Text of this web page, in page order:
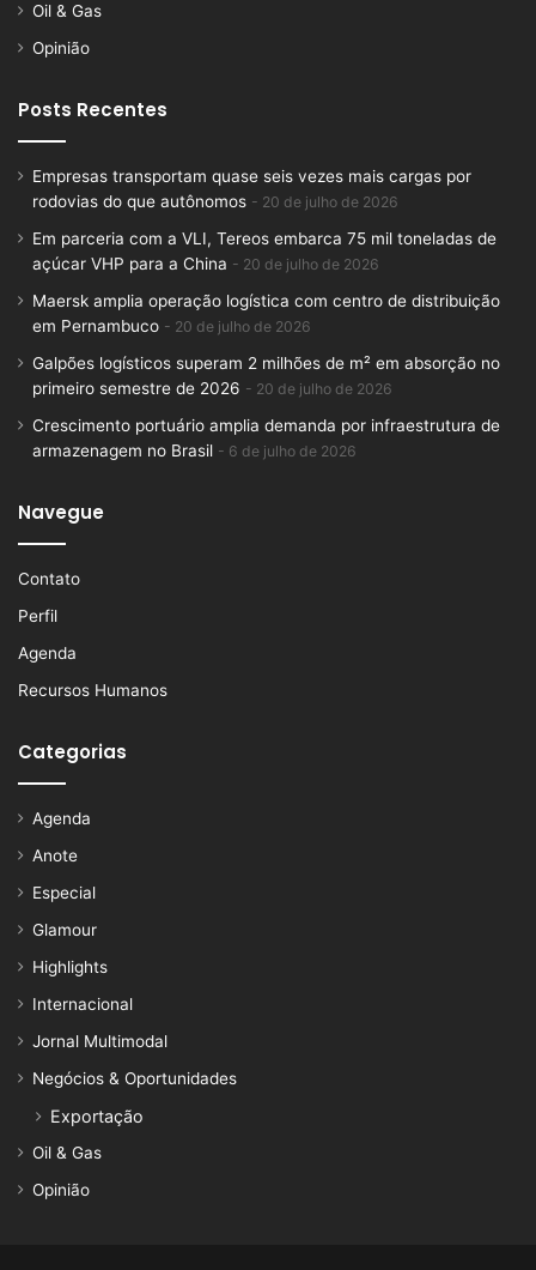
Oil & Gas
Opinião
Posts Recentes
Empresas transportam quase seis vezes mais cargas por
rodovias do que autônomos
20 de julho de 2026
Em parceria com a VLI, Tereos embarca 75 mil toneladas de
açúcar VHP para a China
20 de julho de 2026
Maersk amplia operação logística com centro de distribuição
em Pernambuco
20 de julho de 2026
Galpões logísticos superam 2 milhões de m² em absorção no
primeiro semestre de 2026
20 de julho de 2026
Crescimento portuário amplia demanda por infraestrutura de
armazenagem no Brasil
6 de julho de 2026
Navegue
Contato
Perfil
Agenda
Recursos Humanos
Categorias
Agenda
Anote
Especial
Glamour
Highlights
Internacional
Jornal Multimodal
Negócios & Oportunidades
Exportação
Oil & Gas
Opinião